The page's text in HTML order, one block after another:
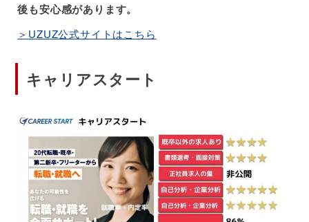
後も安心感があります。
＞UZUZ公式サイトはこちら
キャリアスタート